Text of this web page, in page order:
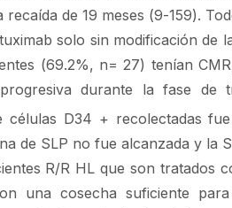
de 19 meses (9-159).
solo sin modificación de
(69.2%, n= 27) tenían
durante la fase de
células D34 + recolectadas
de SLP no fue alcanzada y la
R/R HL que son tratados
una cosecha suficiente